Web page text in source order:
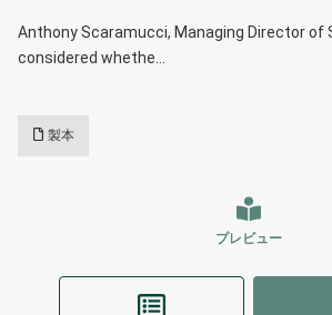
Anthony Scaramucci, Managing Director of
considered whethe…
製本
プレビュー